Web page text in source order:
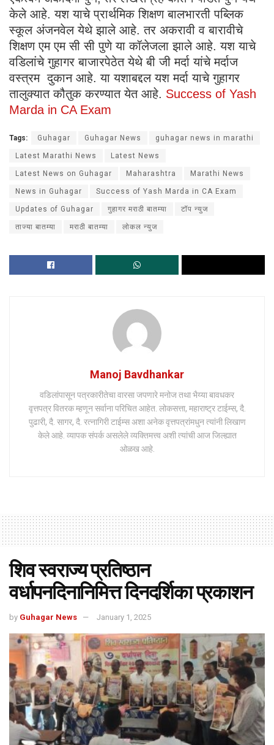
केले आहे. यश याचे प्रार्थमिक शिक्षण बालभारती पब्लिक
स्कूल अंजनवेल येथे झाले आहे. तर अकरावी व बारावीचे
शिक्षण एम एम सी सी पुणे या कॉलेजला झाले आहे. यश याचे
वडिलांचे गुहागर बाजारपेठेत येथे बी जी मर्दा यांचे मर्दाज
वस्त्रम दुकान आहे. या यशाबद्दल यश मर्दा याचे गुहागर
तालुक्यात कौतुक करण्यात येत आहे. Success of Yash
Marda in CA Exam
Tags: Guhagar Guhagar News guhagar news in marathi
Latest Marathi News Latest News
Latest News on Guhagar Maharashtra Marathi News
News in Guhagar Success of Yash Marda in CA Exam
Updates of Guhagar गुहागर मराठी बातम्या टॉप न्युज
ताज्या बातम्या मराठी बातम्या लोकल न्युज
Manoj Bavdhankar
वडिलांपासून पत्रकारीतेचा वारसा जपणारे मनोज तथा भैय्या बावधकर
वृत्तपत्र वितरक म्हणून सर्वाना परिचित आहेत. लोकसत्ता, महाराष्ट्र टाईम्स, दै.
पुढारी, दै. सागर, दै. रत्नागिरी टाईम्स अशा अनेक वृत्तपत्रांमधुन त्यांनी लिखाण
केले आहे. व्यापक संपर्क असलेले व्यक्तिमत्त्व अशी त्यांची आज जिल्ह्यात
ओळख आहे.
शिव स्वराज्य प्रतिष्ठान
वर्धापनदिनानिमित्त दिनदर्शिका प्रकाशन
by Guhagar News January 1, 2025